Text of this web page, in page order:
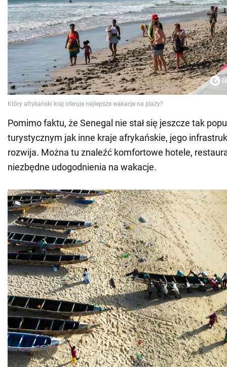
Pomimo faktu, że Senegal nie stał się jeszcze tak
turystycznym jak inne kraje afrykańskie, jego
rozwija. Można tu znaleźć komfortowe hotele,
niezbędne udogodnienia na wakacje.